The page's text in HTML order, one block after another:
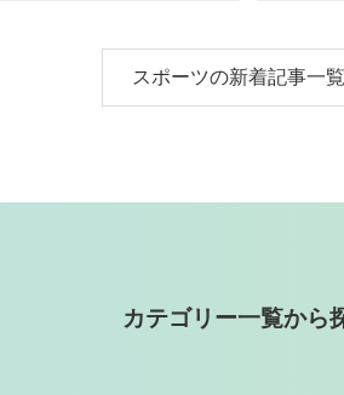
スポーツの新着記事一
カテゴリー一覧から